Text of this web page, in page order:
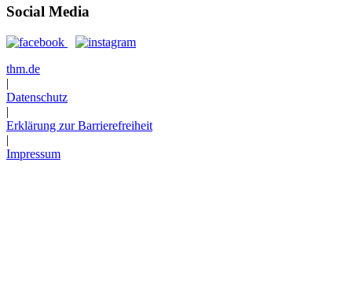
Social Media
thm.de
|
Datenschutz
|
Erklärung zur Barrierefreiheit
|
Impressum